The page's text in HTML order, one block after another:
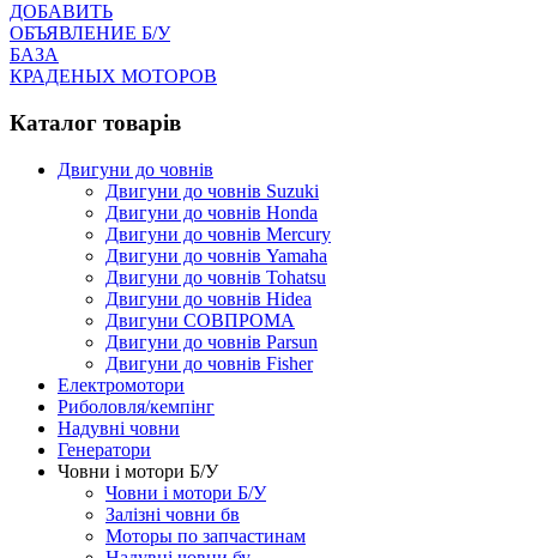
ДОБАВИТЬ
ОБЪЯВЛЕНИЕ Б/У
БАЗА
КРАДЕНЫХ МОТОРОВ
Каталог товарів
Двигуни до човнів
Двигуни до човнів Suzuki
Двигуни до човнів Honda
Двигуни до човнів Mercury
Двигуни до човнів Yamaha
Двигуни до човнів Tohatsu
Двигуни до човнів Hidea
Двигуни СОВПРОМА
Двигуни до човнів Parsun
Двигуни до човнів Fisher
Електромотори
Риболовля/кемпінг
Надувні човни
Генератори
Човни і мотори Б/У
Човни і мотори Б/У
Залізні човни бв
Моторы по запчастинам